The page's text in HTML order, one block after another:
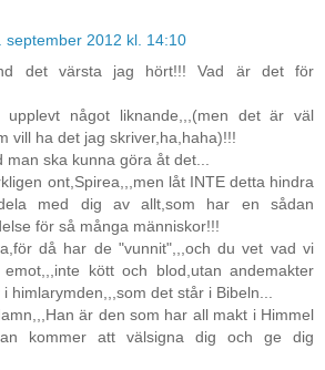
september 2012 kl. 14:10
det värsta jag hört!!! Vad är det för
något liknande,,,(men det är väl
vill ha det jag skriver,ha,haha)!!!
man ska kunna göra åt det...
ont,Spirea,,,men låt INTE detta hindra
med dig av allt,som har en sådan
för så många människor!!!
då har de "vunnit",,,och du vet vad vi
kött och blod,utan andemakter
himlarymden,,,som det står i Bibeln...
är den som har all makt i Himmel
kommer att välsigna dig och ge dig